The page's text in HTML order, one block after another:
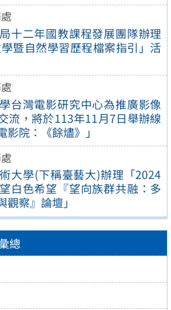
十二年國教課程發展團隊辦理
學暨自然學習歷程檔案指引」活
台灣電影研究中心為推廣影像
流，將於113年11月7日舉辦線
院：《餘燼》」
大學(下稱臺藝大)辦理「2024
白色希望『望向族群共融：多
察』論壇」
總